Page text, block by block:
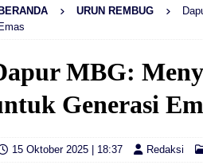
BERANDA URUN REMBUG
Emas
MBG:
Generasi
15 Oktober 2025 | 18:37 Redaksi